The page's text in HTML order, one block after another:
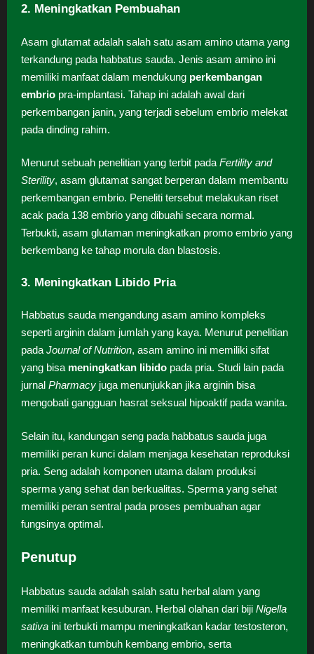
2. Meningkatkan Pembuahan
Asam glutamat adalah salah satu asam amino utama yang
terkandung pada habbatus sauda. Jenis asam amino ini
memiliki manfaat dalam mendukung perkembangan
embrio pra-implantasi. Tahap ini adalah awal dari
perkembangan janin, yang terjadi sebelum embrio melekat
pada dinding rahim.
Menurut sebuah penelitian yang terbit pada Fertility and
Sterility, asam glutamat sangat berperan dalam membantu
perkembangan embrio. Peneliti tersebut melakukan riset
acak pada 138 embrio yang dibuahi secara normal.
Terbukti, asam glutaman meningkatkan promo embrio yang
berkembang ke tahap morula dan blastosis.
3. Meningkatkan Libido Pria
Habbatus sauda mengandung asam amino kompleks
seperti arginin dalam jumlah yang kaya. Menurut penelitian
pada Journal of Nutrition, asam amino ini memiliki sifat
yang bisa meningkatkan libido pada pria. Studi lain pada
jurnal Pharmacy juga menunjukkan jika arginin bisa
mengobati gangguan hasrat seksual hipoaktif pada wanita.
Selain itu, kandungan seng pada habbatus sauda juga
memiliki peran kunci dalam menjaga kesehatan reproduksi
pria. Seng adalah komponen utama dalam produksi
sperma yang sehat dan berkualitas. Sperma yang sehat
memiliki peran sentral pada proses pembuahan agar
fungsinya optimal.
Penutup
Habbatus sauda adalah salah satu herbal alam yang
memiliki manfaat kesuburan. Herbal olahan dari biji Nigella
sativa ini terbukti mampu meningkatkan kadar testosteron,
meningkatkan tumbuh kembang embrio, serta